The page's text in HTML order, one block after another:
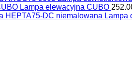
Lampa elewacyjna CUBO
Lampa